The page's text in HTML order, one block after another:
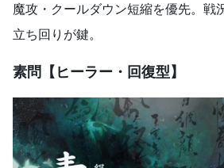
魔攻・クールダウン短縮を優先。戦
立ち回りが鍵。
素問【ヒーラー・回復型】